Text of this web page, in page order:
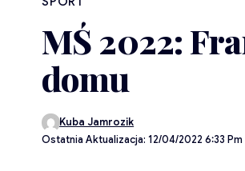
MŚ 2022:
domu
Ostatnia Aktualizacja: 12/04/2022 6:33 Pm
Kuba Jamrozik